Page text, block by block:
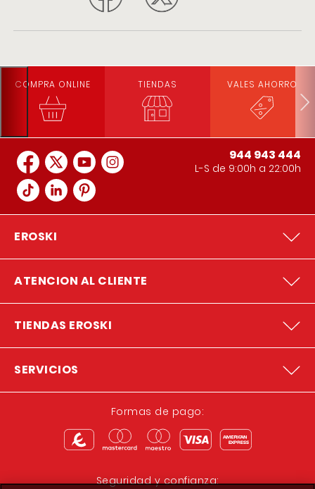
COMPRA ONLINE TIENDAS VALES AHORRO
944 943 444
L-S de 9:00h a 22:00h
EROSKI
ATENCION AL CLIENTE
TIENDAS EROSKI
SERVICIOS
Formas de pago:
Seguridad y confianza: